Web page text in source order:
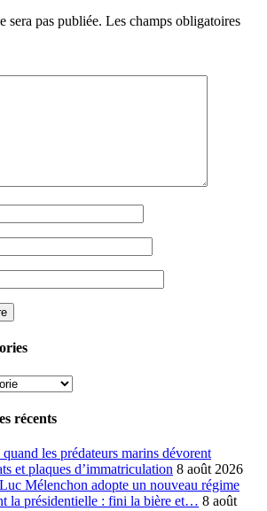
sera pas publiée. Les champs obligatoires
récents
les prédateurs marins dévorent
et plaques d’immatriculation 8 août 2026
Mélenchon adopte un nouveau régime
la présidentielle : fini la bière et… 8 août